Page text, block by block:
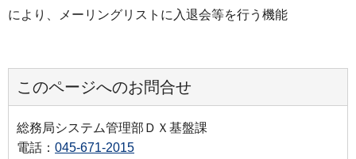
により、メーリングリストに入退会等を行う機能
このページへのお問合せ
総務局システム管理部ＤＸ基盤課
電話： 045-671-2015